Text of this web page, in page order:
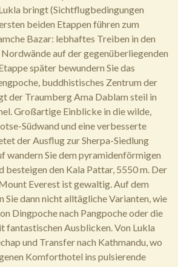
bringt (Sichtflugbedingungen
beiden Etappen führen zum
Bazar: lebhaftes Treiben in den
Nordwände auf der gegenüberliegenden
später bewundern Sie das
buddhistisches Zentrum der
der Traumberg Ama Dablam steil in
Großartige Einblicke in die wilde,
Südwand und eine verbesserte
der Ausflug zur Sherpa-Siedlung
wandern Sie dem pyramidenförmigen
besteigen den Kala Pattar, 5550 m. Der
Everest ist gewaltig. Auf dem
Sie dann nicht alltägliche Varianten, wie
Dingpoche nach Pangpoche oder die
fantastischen Ausblicken. Von Lukla
und Transfer nach Kathmandu, wo
Komforthotel ins pulsierende